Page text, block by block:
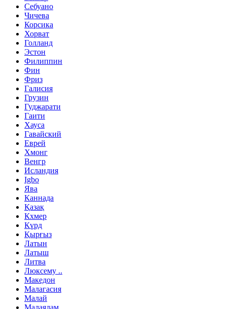
Себуано
Чичева
Корсика
Хорват
Голланд
Эстон
Филиппин
Фин
Фриз
Галисия
Грузин
Гуджарати
Гаити
Хауса
Гавайский
Еврей
Хмонг
Венгр
Исландия
Igbo
Ява
Каннада
Қазақ
Кхмер
Күрд
Қырғыз
Латын
Латыш
Литва
Люксему ..
Македон
Малагасия
Малай
Малаялам